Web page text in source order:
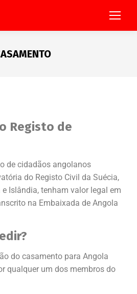
Registo de
de cidadãos angolanos
do Registo Civil da Suécia,
Islândia, tenham valor legal em
na Embaixada de Angola
do casamento para Angola
qualquer um dos membros do